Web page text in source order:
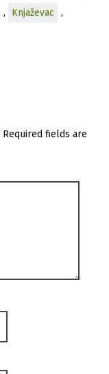
, Knjaževac
,
Required fields are